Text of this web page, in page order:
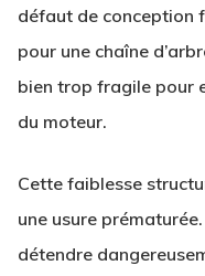
défaut de conception
pour une chaîne
bien trop fragile pour
du moteur.
Cette faiblesse
une usure
détendre